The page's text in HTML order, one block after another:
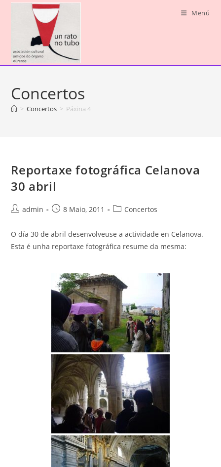
Saltar
Menú
Concertos
> Concertos > Páxina 4
Reportaxe fotográfica Celanova
30 abril
Autor
entrada:
admin
Publicación
entrada:
8 Maio, 2011
Categoría
entrada:
Concertos
O día 30 de abril desenvolveuse a actividade en Celanova.
Esta é unha reportaxe fotográfica resume da mesma: